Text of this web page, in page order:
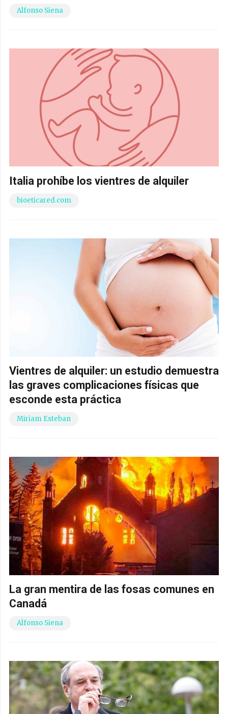
Alfonso Siena
Italia prohíbe los vientres de alquiler
bioeticared.com
Vientres de alquiler: un estudio demuestra
las graves complicaciones físicas que
esconde esta práctica
Miriam Esteban
La gran mentira de las fosas comunes en
Canadá
Alfonso Siena